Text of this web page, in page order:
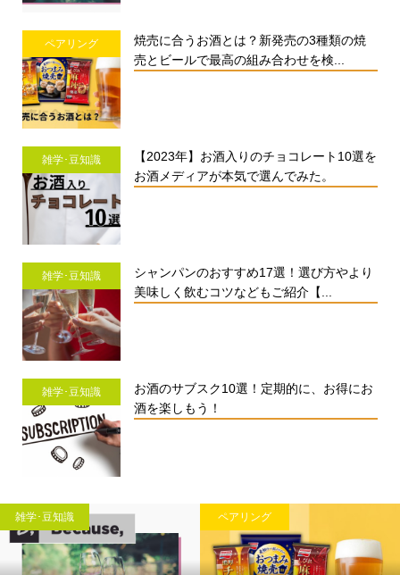
ペアリング
焼売に合うお酒とは？新発売の3種類の焼
売とビールで最高の組み合わせを検...
雑学･豆知識
【2023年】お酒入りのチョコレート10選を
お酒メディアが本気で選んでみた。
雑学･豆知識
シャンパンのおすすめ17選！選び方やより
美味しく飲むコツなどもご紹介【...
雑学･豆知識
お酒のサブスク10選！定期的に、お得にお
酒を楽しもう！
雑学･豆知識 ペアリング